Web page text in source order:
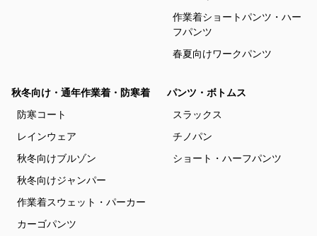
作業着ショートパンツ・ハー
フパンツ
春夏向けワークパンツ
秋冬向け・通年作業着・防寒着
防寒コート
レインウェア
秋冬向けブルゾン
秋冬向けジャンパー
作業着スウェット・パーカー
カーゴパンツ
パンツ・ボトムス
スラックス
チノパン
ショート・ハーフパンツ